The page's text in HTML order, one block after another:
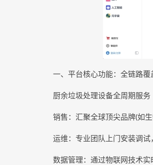
一、平台核心功能：全链路
厨余垃圾处理设备全周期服务
销售：汇聚全球顶尖品牌(如
运维：专业团队上门安装调
数据管理：通过物联网技术